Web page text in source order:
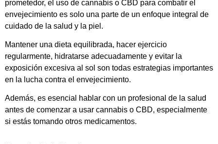
prometedor, el uso de cannabis o CBD para combatir el
envejecimiento es solo una parte de un enfoque integral de
cuidado de la salud y la piel.
Mantener una dieta equilibrada, hacer ejercicio
regularmente, hidratarse adecuadamente y evitar la
exposición excesiva al sol son todas estrategias importantes
en la lucha contra el envejecimiento.
Además, es esencial hablar con un profesional de la salud
antes de comenzar a usar cannabis o CBD, especialmente
si estás tomando otros medicamentos.